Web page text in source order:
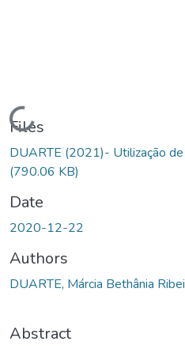
Loading...
Files
DUARTE (2021)- Utilização
(790.06 KB)
Date
2020-12-22
Authors
DUARTE, Márcia Bethânia
Abstract